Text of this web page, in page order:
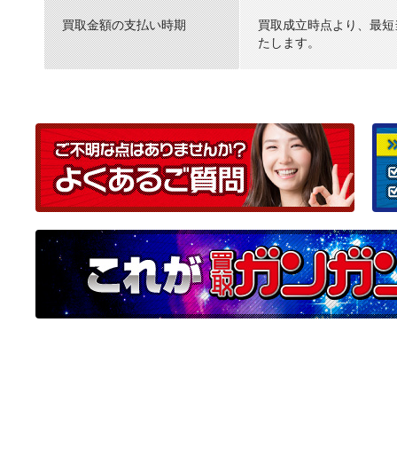
買取金額の支払い時期
買取成立時点より、最
たします。